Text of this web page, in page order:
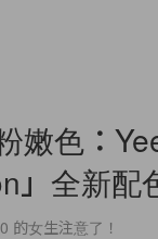
嫩色：
全新配
的女生注意了！